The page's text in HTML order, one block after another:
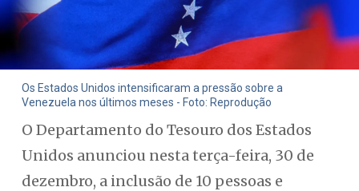
Os Estados Unidos intensificaram a pressão sobre a
Venezuela nos últimos meses - Foto: Reprodução
O Departamento do Tesouro dos Estados
Unidos anunciou nesta terça-feira, 30 de
dezembro, a inclusão de 10 pessoas e